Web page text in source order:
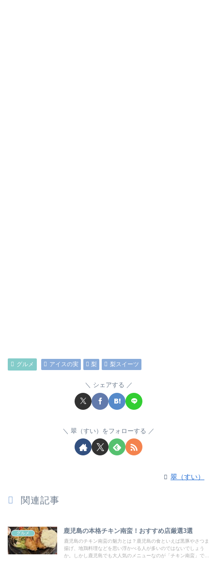
グルメ アイスの実 梨 梨スイーツ
シェアする
翠（すい）をフォローする
翠（すい）
関連記事
グルメ 鹿児島の本格チキン南蛮！おすすめ店厳選3選
鹿児島のチキン南蛮の魅力とは？鹿児島の食といえば黒豚やさつま
揚げ、地鶏料理などを思い浮かべる人が多いのではないでしょう
か。しかし鹿児島でも大人気のメニューなのが「チキン南蛮」で